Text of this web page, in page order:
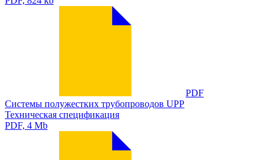
PDF
Системы полужестких трубопроводов UPP
Техническая спецификация
PDF, 4 Mb